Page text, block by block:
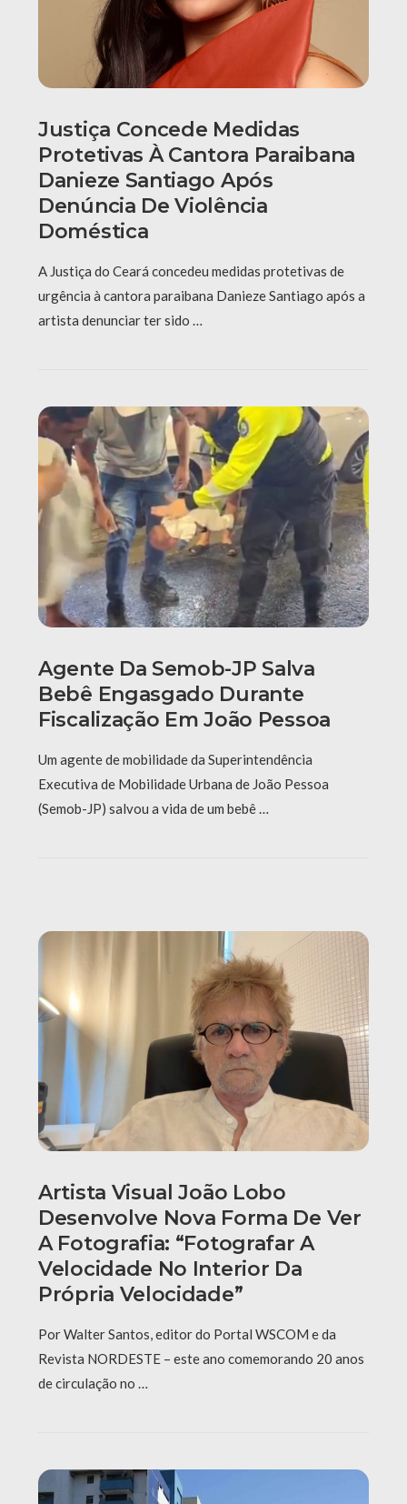
Justiça Concede Medidas
Protetivas À Cantora Paraibana
Danieze Santiago Após
Denúncia De Violência
Doméstica
A Justiça do Ceará concedeu medidas protetivas de
urgência à cantora paraibana Danieze Santiago após a
artista denunciar ter sido …
Agente Da Semob-JP Salva
Bebê Engasgado Durante
Fiscalização Em João Pessoa
Um agente de mobilidade da Superintendência
Executiva de Mobilidade Urbana de João Pessoa
(Semob-JP) salvou a vida de um bebê …
Artista Visual João Lobo
Desenvolve Nova Forma De Ver
A Fotografia: “fotografar A
Velocidade No Interior Da
Própria Velocidade”
Por Walter Santos, editor do Portal WSCOM e da
Revista NORDESTE – este ano comemorando 20 anos
de circulação no …